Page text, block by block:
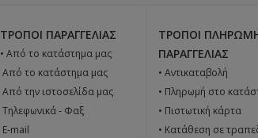
ΤΡΌΠΟΙ ΠΑΡΑΓΓΕΛΊΑΣ
• Από το κατάστημα μας
 Από το κατάστημα μας
 Από την ιστοσελίδα μας
 Tηλεφωνικά - Φαξ
 E-mail
ΤΡΌΠΟΙ
ΠΑΡΑΓΓΕΛΊΑΣ
• Αντικαταβολή
• Πληρωμή στο
• Πιστωτική κάρτα
• Κατάθεση σε